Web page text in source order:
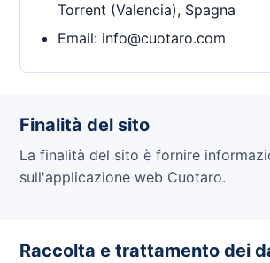
Torrent (Valencia), Spagna
Email: info@cuotaro.com
Finalità del sito
La finalità del sito è fornire
sull'applicazione web Cuotaro.
Raccolta e trattamento dei